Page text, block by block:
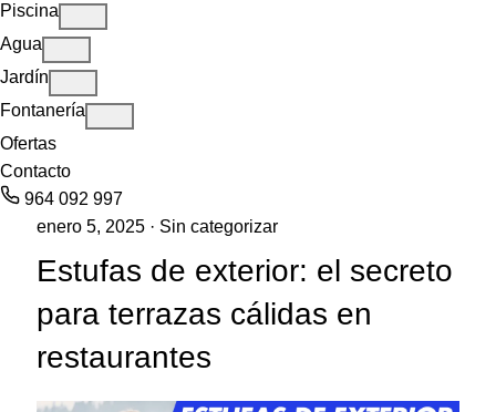
Piscina
Agua
Jardín
Fontanería
Ofertas
Contacto
964 092 997
enero 5, 2025 · Sin categorizar
Estufas de exterior: el secreto
para terrazas cálidas en
restaurantes